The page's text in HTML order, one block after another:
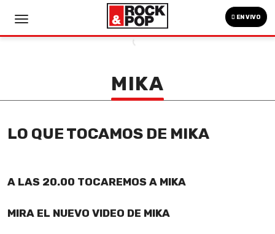
EN VIVO
MIKA
LO QUE TOCAMOS DE MIKA
A LAS 20.00 TOCAREMOS A MIKA
MIRA EL NUEVO VIDEO DE MIKA